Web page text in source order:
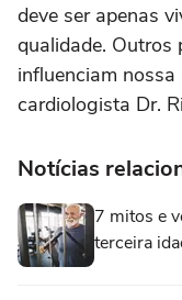
deve ser apenas
qualidade. Outros
influenciam
cardiologista Dr.
Notícias
7 mitos e
terceira